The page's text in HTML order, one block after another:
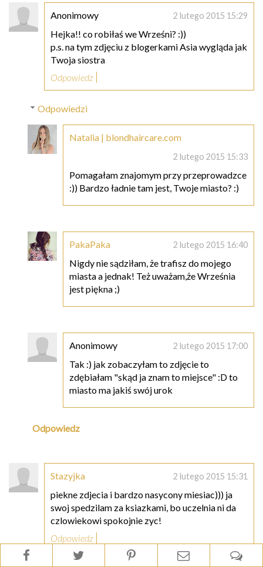
Anonimowy 2 lutego 2015 15:29
Hejka!! co robiłaś we Wrześni? :))
p.s. na tym zdjęciu z blogerkami Asia wygląda jak
Twoja siostra
Odpowiedz
Odpowiedzi
Natalia | blondhaircare.com
2 lutego 2015 15:33
Pomagałam znajomym przy przeprowadzce
:)) Bardzo ładnie tam jest, Twoje miasto? :)
PakaPaka 2 lutego 2015 16:40
Nigdy nie sądziłam, że trafisz do mojego
miasta a jednak! Też uważam,że Września
jest piękna ;)
Anonimowy 2 lutego 2015 17:00
Tak :) jak zobaczyłam to zdjęcie to
zdębiałam "skąd ja znam to miejsce" :D to
miasto ma jakiś swój urok
Odpowiedz
Stazyjka 2 lutego 2015 15:31
piekne zdjecia i bardzo nasycony miesiac))) ja
swoj spedzilam za ksiazkami, bo uczelnia ni da
czlowiekowi spokojnie zyc!
Odpowiedz